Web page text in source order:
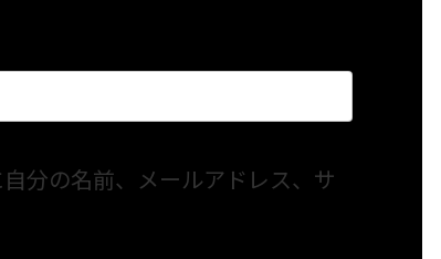
分の名前、メールアドレス、サ